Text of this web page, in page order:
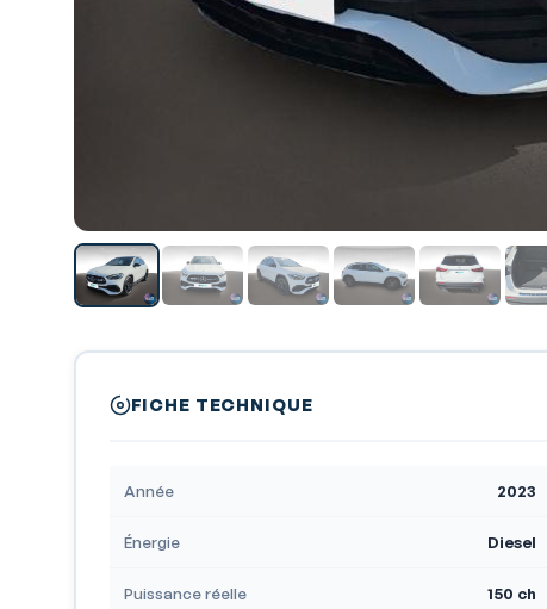
FICHE TECHNIQUE
Année 2023
Énergie Diesel
Puissance réelle 150 ch